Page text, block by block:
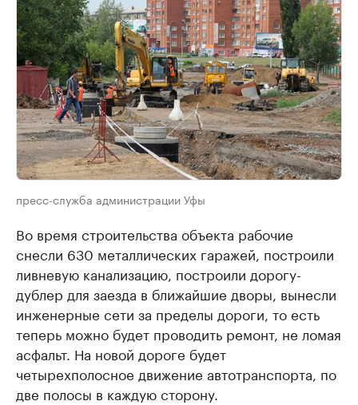
пресс-служба администрации Уфы
Во время строительства объекта рабочие
снесли 630 металлических гаражей, построили
ливневую канализацию, построили дорогу-
дублер для заезда в ближайшие дворы, вынесли
инженерные сети за пределы дороги, то есть
теперь можно будет проводить ремонт, не ломая
асфальт. На новой дороге будет
четырехполосное движение автотранспорта, по
две полосы в каждую сторону.